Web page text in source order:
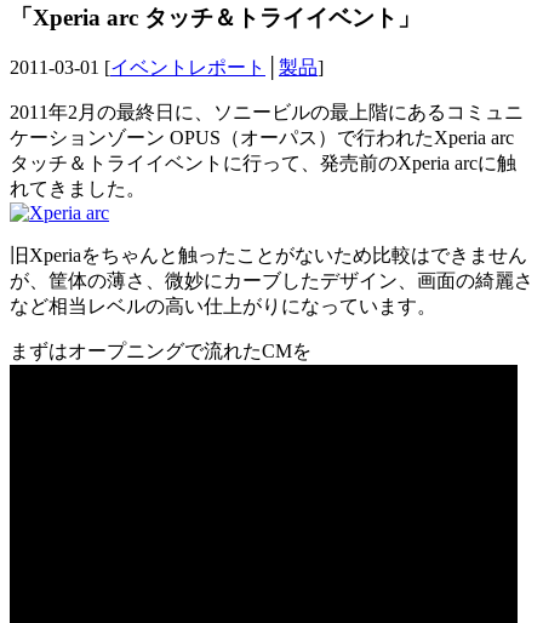
「Xperia arc タッチ＆トライイベント」
2011-03-01 [イベントレポート 製品]
2011年2月の最終日に、ソニービルの最上階にあるコミュニ
ケーションゾーン OPUS（オーパス）で行われたXperia arc
タッチ＆トライイベントに行って、発売前のXperia arcに触
れてきました。
旧Xperiaをちゃんと触ったことがないため比較はできません
が、筐体の薄さ、微妙にカーブしたデザイン、画面の綺麗さ
など相当レベルの高い仕上がりになっています。
まずはオープニングで流れたCMを